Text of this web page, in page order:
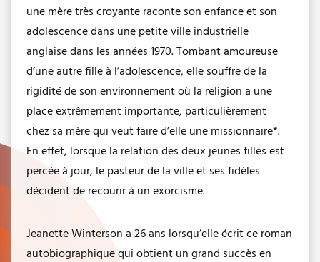
une mère très croyante raconte son enfance et son
adolescence dans une petite ville industrielle
anglaise dans les années 1970. Tombant amoureuse
d’une autre fille à l’adolescence, elle souffre de la
rigidité de son environnement où la religion a une
place extrêmement importante, particulièrement
chez sa mère qui veut faire d’elle une missionnaire*.
En effet, lorsque la relation des deux jeunes filles est
percée à jour, le pasteur de la ville et ses fidèles
décident de recourir à un exorcisme.
Jeanette Winterson a 26 ans lorsqu’elle écrit ce roman
autobiographique qui obtient un grand succès en